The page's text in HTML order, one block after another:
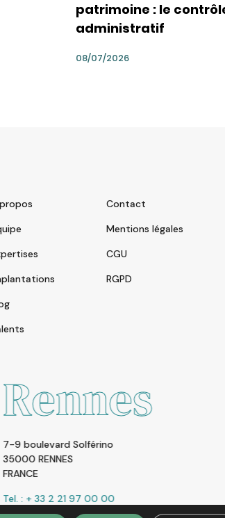
patrimoine : le
administratif
08/07/2026
Contact
Mentions légales
CGU
RGPD
Pékin
Suite 1902 SOHO
Ring North Road |